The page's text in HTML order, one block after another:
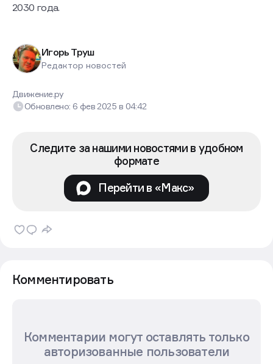
2030 года.
Игорь Труш
Редактор новостей
Движение.ру
Обновлено: 6 фев 2025 в 04:42
Следите за нашими новостями в удобном
формате
Перейти в «Макс»
Комментировать
Комментарии могут оставлять только
авторизованные пользователи